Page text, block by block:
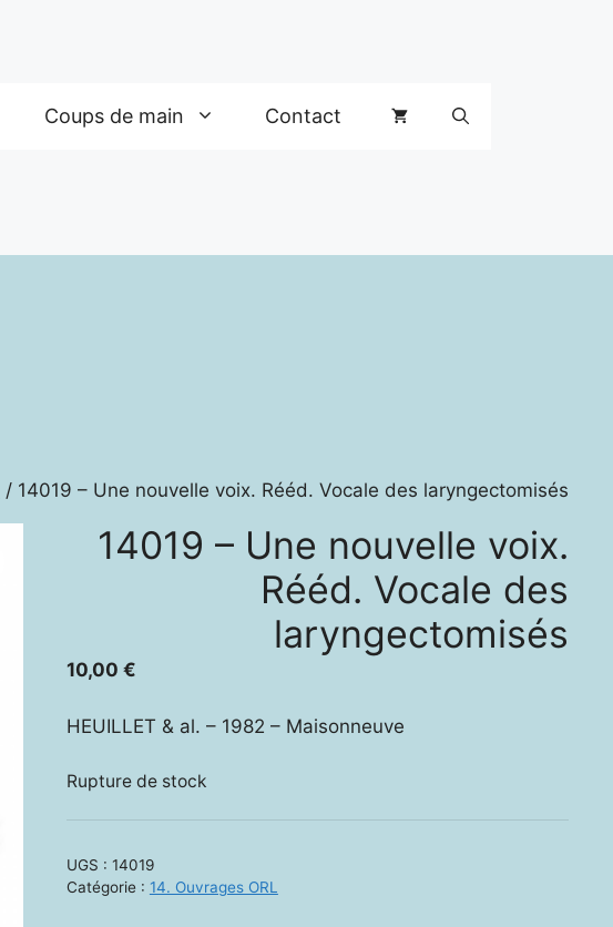
Coups de main Contact
/ 14019 – Une nouvelle voix. Rééd. Vocale des laryngectomisés
14019 – Une nouvelle voix.
Rééd. Vocale des
laryngectomisés
10,00 €
HEUILLET & al. – 1982 – Maisonneuve
Rupture de stock
UGS : 14019
Catégorie : 14. Ouvrages ORL